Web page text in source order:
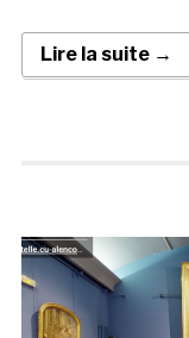
Lire la suite →